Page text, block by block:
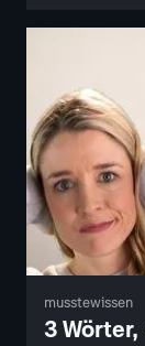
musstewissen
3